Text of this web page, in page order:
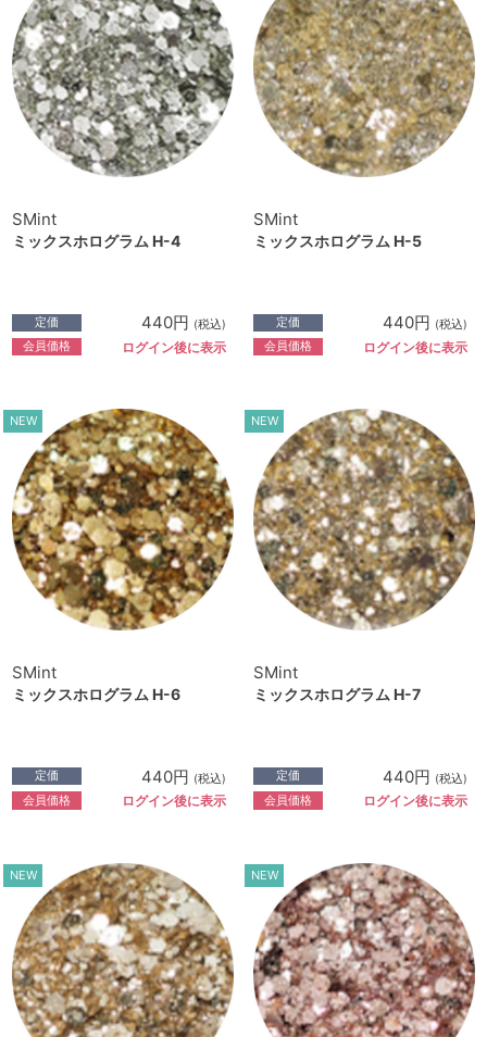
SMint
ミックスホログラム H-4
定価 440円 (税込)
会員価格 ログイン後に表示
SMint
ミックスホログラム H-5
定価 440円 (税込)
会員価格 ログイン後に表示
NEW
SMint
ミックスホログラム H-6
定価 440円 (税込)
会員価格 ログイン後に表示
NEW
SMint
ミックスホログラム H-7
定価 440円 (税込)
会員価格 ログイン後に表示
NEW NEW